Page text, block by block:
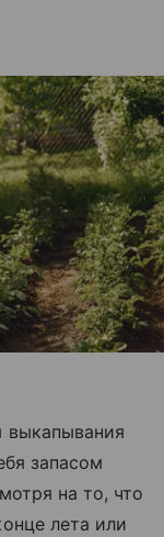
выкапывания
запасом
на то, что
лета или